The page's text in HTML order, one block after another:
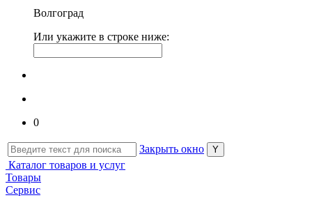
Волгоград
Или укажите в строке ниже:
0
Закрыть окно
Каталог товаров и услуг
Товары
Сервис